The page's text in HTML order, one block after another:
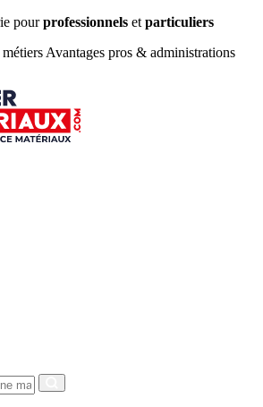
pourprofessionnels et particuliers
Avantages pros & administrations